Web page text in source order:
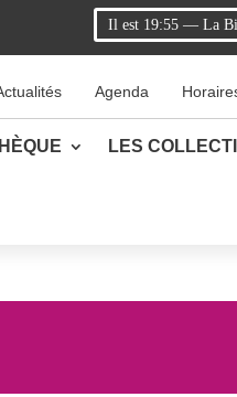
Il est19:55— La
Agenda
LES